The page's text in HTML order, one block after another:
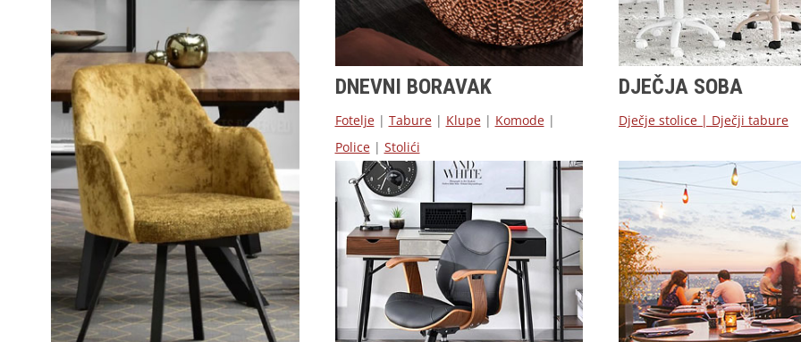
DNEVNI BORAVAK
Fotelje| Tabure| Klupe| Komode|
Police| Stolići
DJEČJA SOBA
Dječje stolice| Dječji tabure